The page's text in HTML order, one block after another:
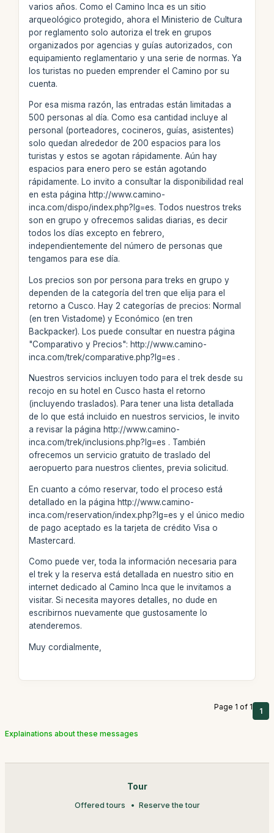
varios años. Como el Camino Inca es un sitio
arqueológico protegido, ahora el Ministerio de Cultura
por reglamento solo autoriza el trek en grupos
organizados por agencias y guías autorizados, con
equipamiento reglamentario y una serie de normas. Ya
los turistas no pueden emprender el Camino por su
cuenta.
Por esa misma razón, las entradas están limitadas a
500 personas al día. Como esa cantidad incluye al
personal (porteadores, cocineros, guías, asistentes)
solo quedan alrededor de 200 espacios para los
turistas y estos se agotan rápidamente. Aún hay
espacios para enero pero se están agotando
rápidamente. Lo invito a consultar la disponibilidad real
en esta página http://www.camino-
inca.com/dispo/index.php?lg=es. Todos nuestros treks
son en grupo y ofrecemos salidas diarias, es decir
todos los días excepto en febrero,
independientemente del número de personas que
tengamos para ese día.
Los precios son por persona para treks en grupo y
dependen de la categoría del tren que elija para el
retorno a Cusco. Hay 2 categorías de precios: Normal
(en tren Vistadome) y Económico (en tren
Backpacker). Los puede consultar en nuestra página
"Comparativo y Precios": http://www.camino-
inca.com/trek/comparative.php?lg=es .
Nuestros servicios incluyen todo para el trek desde su
recojo en su hotel en Cusco hasta el retorno
(incluyendo traslados). Para tener una lista detallada
de lo que está incluido en nuestros servicios, le invito
a revisar la página http://www.camino-
inca.com/trek/inclusions.php?lg=es . También
ofrecemos un servicio gratuito de traslado del
aeropuerto para nuestros clientes, previa solicitud.
En cuanto a cómo reservar, todo el proceso está
detallado en la página http://www.camino-
inca.com/reservation/index.php?lg=es y el único medio
de pago aceptado es la tarjeta de crédito Visa o
Mastercard.
Como puede ver, toda la información necesaria para
el trek y la reserva está detallada en nuestro sitio en
internet dedicado al Camino Inca que le invitamos a
visitar. Si necesita mayores detalles, no dude en
escribirnos nuevamente que gustosamente lo
atenderemos.
Muy cordialmente,
Page 1 of 1 1
Explainations about these messages
Tour
Offered tours Reserve the tour